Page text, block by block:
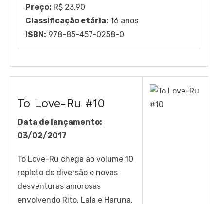
Preço: R$ 23,90
Classificação etária: 16 anos
ISBN: 978-85-457-0258-0
To Love-Ru #10
Data de lançamento:
03/02/2017
To Love-Ru chega ao volume 10
repleto de diversão e novas
desventuras amorosas
envolvendo Rito, Lala e Haruna.